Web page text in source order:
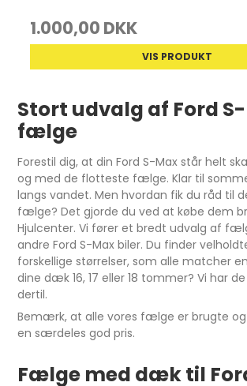
1.000,00 DKK
VIS PRODUKT
Stort udvalg af Ford
fælge
Forestil dig, at din Ford S-Max står helt
og med de flotteste fælge. Klar til
langs vandet. Men hvordan fik du råd til
fælge? Det gjorde du ved at købe dem
Hjulcenter. Vi fører et bredt udvalg af
andre Ford S-Max biler. Du finder
forskellige størrelser, som alle matcher
dine dæk 16, 17 eller 18 tommer? Vi har
dertil.
Bemærk, at alle vores fælge er brugte
en særdeles god pris.
Fælge med dæk til